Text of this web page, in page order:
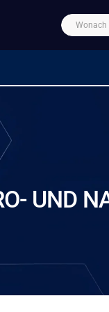
UND